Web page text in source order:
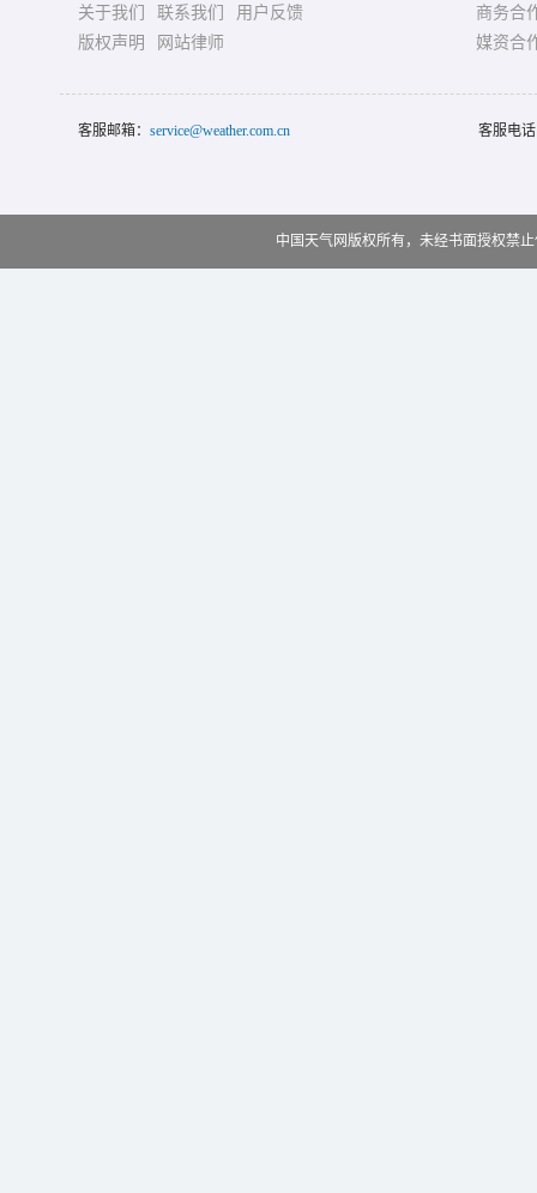
关于我们 联系我们
用户反馈
版权声明
网站律师
商务合
媒资合
客服邮箱： service@weather.com.cn 客服电
中国天气网版权所有，未经书面授权